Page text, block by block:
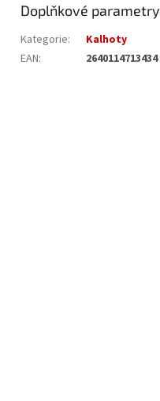
Doplňkové parametry
Kategorie:
Kalhoty
EAN: 2640114713434